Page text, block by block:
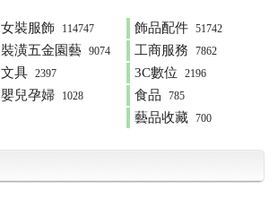
女裝服飾 114747 飾品配件 51742
裝潢五金園藝 9074 工商服務 7862
文具 2397 3C數位 2196
嬰兒孕婦 1028 食品 785
藝品收藏 700